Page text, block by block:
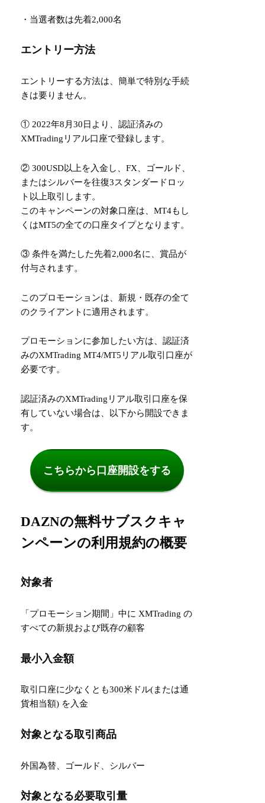
・当選者数は先着2,000名
エントリー方法
エントリーする方法は、簡単で特別な手続
きは要りません。
① 2022年8月30日より、認証済みの
XMTradingリアル口座で登録します。
② 300USD以上を入金し、FX、ゴールド、
またはシルバーを往復3スタンダードロッ
ト以上取引します。
このキャンペーンの対象口座は、MT4もし
くはMT5の全ての口座タイプとなります。
③ 条件を満たした先着2,000名に、賞品が
付与されます。
このプロモーションは、新規・既存の全て
のクライアントに適用されます。
プロモーションに参加したい方は、認証済
みのXMTrading MT4/MT5リアル取引口座が
必要です。
認証済みのXMTradingリアル取引口座を保
有していない場合は、以下から開設できま
す。
こちらから口座開設をする
DAZNの無料サブスクキャ
ンペーンの利用規約の概要
対象者
「プロモーション期間」中に XMTrading の
すべての新規および既存の顧客
最小入金額
取引口座に少なくとも300米ドル(または通
貨相当額) を入金
対象となる取引商品
外国為替、ゴールド、シルバー
対象となる必要取引量